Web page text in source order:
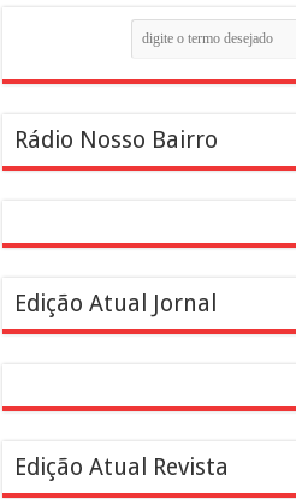
Rádio Nosso Bairro
Edição Atual Jornal
Edição Atual Revista